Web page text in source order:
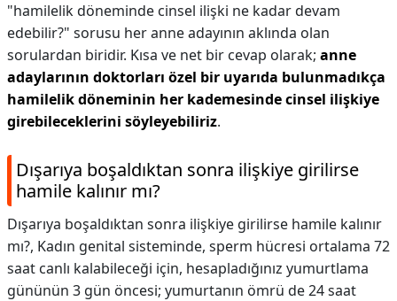
"hamilelik döneminde cinsel ilişki ne kadar devam
edebilir?" sorusu her anne adayının aklında olan
sorulardan biridir. Kısa ve net bir cevap olarak; anne
adaylarının doktorları özel bir uyarıda bulunmadıkça
hamilelik döneminin her kademesinde cinsel ilişkiye
girebileceklerini söyleyebiliriz.
Dışarıya boşaldıktan sonra ilişkiye girilirse
hamile kalınır mı?
Dışarıya boşaldıktan sonra ilişkiye girilirse hamile kalınır
mı?, Kadın genital sisteminde, sperm hücresi ortalama 72
saat canlı kalabileceği için, hesapladığınız yumurtlama
gününün 3 gün öncesi; yumurtanın ömrü de 24 saat